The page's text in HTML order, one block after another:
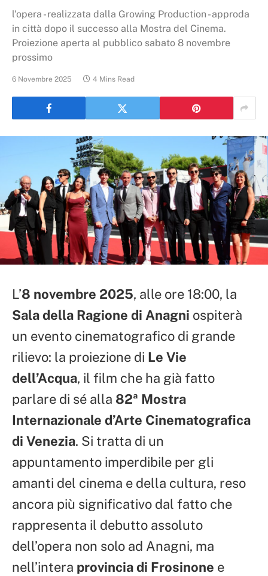
l'opera - realizzata dalla Growing Production - approda
in città dopo il successo alla Mostra del Cinema.
Proiezione aperta al pubblico sabato 8 novembre
prossimo
6 Novembre 2025 4 Mins Read
L’8 novembre 2025, alle ore 18:00, la
Sala della Ragione di Anagni ospiterà
un evento cinematografico di grande
rilievo: la proiezione di Le Vie
dell’Acqua, il film che ha già fatto
parlare di sé alla 82ª Mostra
Internazionale d’Arte Cinematografica
di Venezia. Si tratta di un
appuntamento imperdibile per gli
amanti del cinema e della cultura, reso
ancora più significativo dal fatto che
rappresenta il debutto assoluto
dell’opera non solo ad Anagni, ma
nell’intera provincia di Frosinone e